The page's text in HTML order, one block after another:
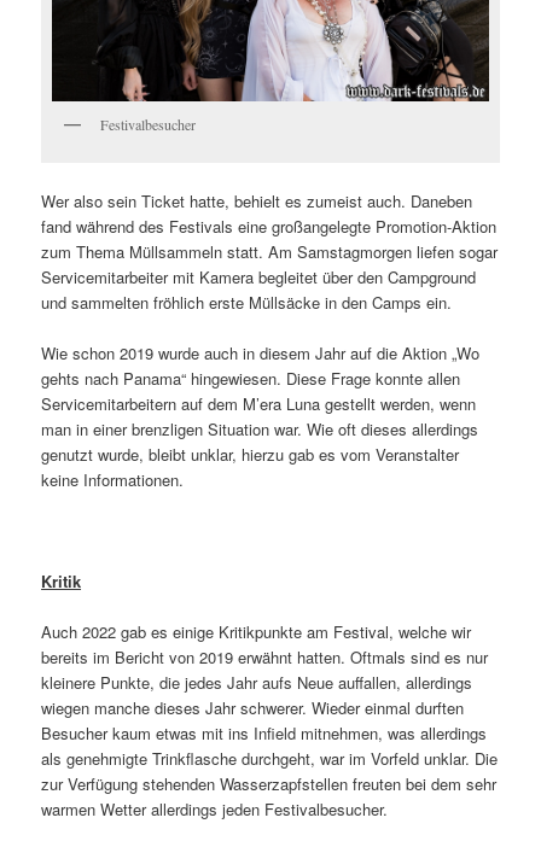
Festivalbesucher
Wer also sein Ticket hatte, behielt es zumeist auch. Daneben
fand während des Festivals eine großangelegte Promotion-Aktion
zum Thema Müllsammeln statt. Am Samstagmorgen liefen sogar
Servicemitarbeiter mit Kamera begleitet über den Campground
und sammelten fröhlich erste Müllsäcke in den Camps ein.
Wie schon 2019 wurde auch in diesem Jahr auf die Aktion „Wo
gehts nach Panama“ hingewiesen. Diese Frage konnte allen
Servicemitarbeitern auf dem M’era Luna gestellt werden, wenn
man in einer brenzligen Situation war. Wie oft dieses allerdings
genutzt wurde, bleibt unklar, hierzu gab es vom Veranstalter
keine Informationen.
Kritik
Auch 2022 gab es einige Kritikpunkte am Festival, welche wir
bereits im Bericht von 2019 erwähnt hatten. Oftmals sind es nur
kleinere Punkte, die jedes Jahr aufs Neue auffallen, allerdings
wiegen manche dieses Jahr schwerer. Wieder einmal durften
Besucher kaum etwas mit ins Infield mitnehmen, was allerdings
als genehmigte Trinkflasche durchgeht, war im Vorfeld unklar. Die
zur Verfügung stehenden Wasserzapfstellen freuten bei dem sehr
warmen Wetter allerdings jeden Festivalbesucher.